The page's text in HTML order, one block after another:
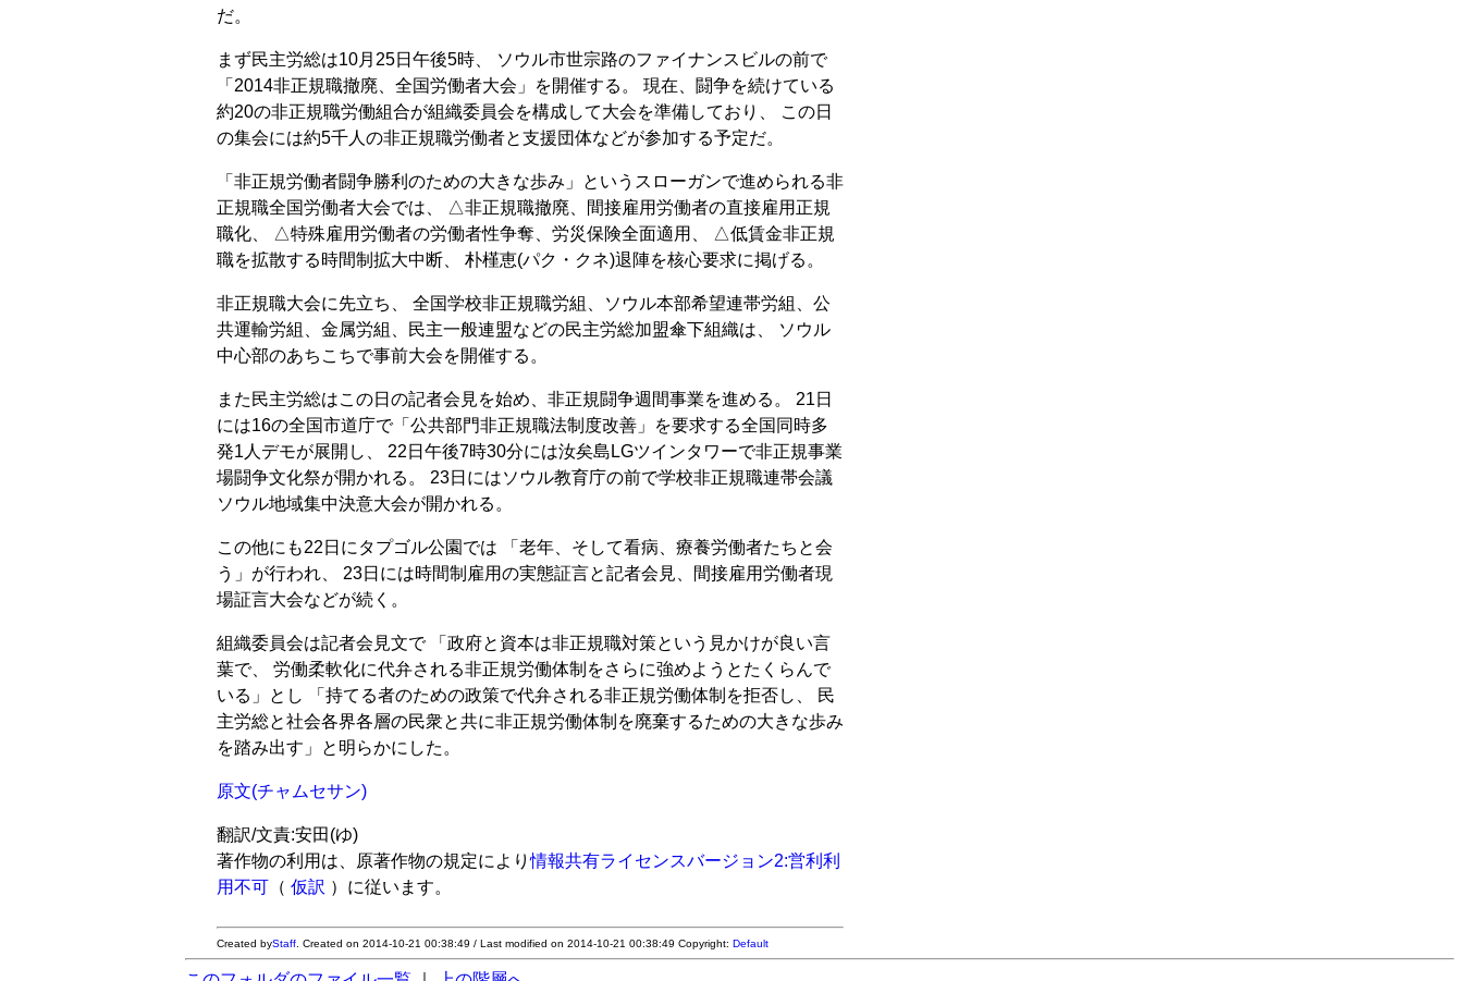
だ。
まず民主労総は10月25日午後5時、 ソウル市世宗路のファイナンスビルの前で
「2014非正規職撤廃、全国労働者大会」を開催する。 現在、闘争を続けている
約20の非正規職労働組合が組織委員会を構成して大会を準備しており、 この日
の集会には約5千人の非正規職労働者と支援団体などが参加する予定だ。
「非正規労働者闘争勝利のための大きな歩み」というスローガンで進められる非
正規職全国労働者大会では、 △非正規職撤廃、間接雇用労働者の直接雇用正規
職化、 △特殊雇用労働者の労働者性争奪、労災保険全面適用、 △低賃金非正規
職を拡散する時間制拡大中断、 朴槿恵(パク・クネ)退陣を核心要求に掲げる。
非正規職大会に先立ち、 全国学校非正規職労組、ソウル本部希望連帯労組、公
共運輸労組、金属労組、民主一般連盟などの民主労総加盟傘下組織は、 ソウル
中心部のあちこちで事前大会を開催する。
また民主労総はこの日の記者会見を始め、非正規闘争週間事業を進める。 21日
には16の全国市道庁で「公共部門非正規職法制度改善」を要求する全国同時多
発1人デモが展開し、 22日午後7時30分には汝矣島LGツインタワーで非正規事業
場闘争文化祭が開かれる。 23日にはソウル教育庁の前で学校非正規職連帯会議
ソウル地域集中決意大会が開かれる。
この他にも22日にタプゴル公園では 「老年、そして看病、療養労働者たちと会
う」が行われ、 23日には時間制雇用の実態証言と記者会見、間接雇用労働者現
場証言大会などが続く。
組織委員会は記者会見文で 「政府と資本は非正規職対策という見かけが良い言
葉で、 労働柔軟化に代弁される非正規労働体制をさらに強めようとたくらんで
いる」とし 「持てる者のための政策で代弁される非正規労働体制を拒否し、 民
主労総と社会各界各層の民衆と共に非正規労働体制を廃棄するための大きな歩み
を踏み出す」と明らかにした。
原文(チャムセサン)
翻訳/文責:安田(ゆ)
著作物の利用は、原著作物の規定により情報共有ライセンスバージョン2:営利利
用不可 （仮訳 ）に従います。
Created byStaff . Created on 2014-10-21 00:38:49 / Last modified on 2014-10-21 00:38:49 Copyright:Default